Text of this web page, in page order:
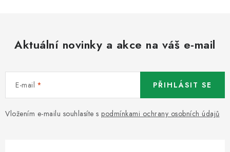
Aktuální novinky a akce na váš e-mail
E-mail
Vložením e-mailu souhlasíte s podmínkami ochrany osobních údajů
PŘIHLÁSIT SE